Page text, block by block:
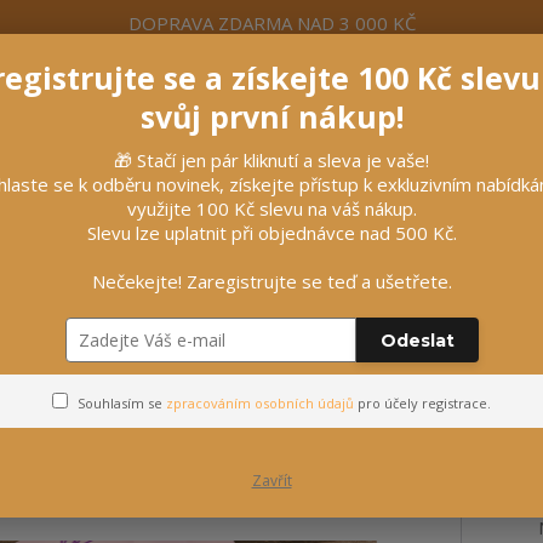
DOPRAVA ZDARMA NAD 3 000 KČ
Více Nevíte si rady? Zavolejte. +420
Vybavení stájí
200 Kč
se a získejte 100 Kč
svůj první nákup!
🎁 Stačí jen pár kliknutí a sleva je vaše!
se k odběru novinek, získejte přístup k exkluzivním
využijte 100 Kč slevu na váš nákup.
Slevu lze uplatnit při objednávce nad 500 Kč.
Nečekejte! Zaregistrujte se teď a ušetřete.
Odeslat
Souhlasím se zpracováním osobních údajů pro účely registrace.
Zavřít